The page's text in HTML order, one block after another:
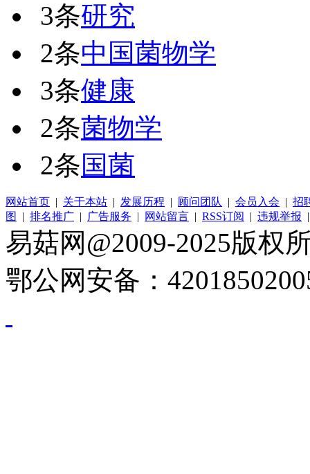
3条研究
2条中国菌物学
3条健康
2条菌物学
2条国菌
网站首页 | 关于本站 | 发展历程 | 顾问团队 | 会员入会 | 招
图
| 排名推广 | 广告服务 | 网站留言 | RSS订阅 | 违规举报
易菇网@2009-2025版权
鄂公网安备：